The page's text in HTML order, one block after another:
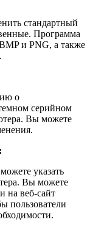
стандартный
Программа
и PNG, а также
о
серийном
Вы можете
указать
Вы можете
на веб-сайт
пользователи